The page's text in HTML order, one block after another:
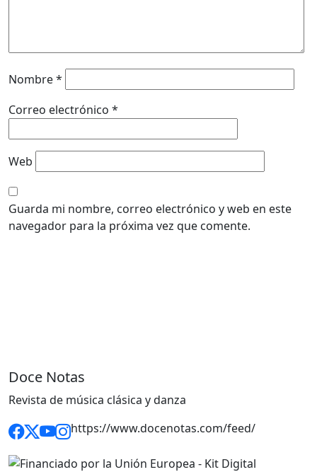
Nombre*
Correo electrónico *
Web
Guarda mi nombre, correo electrónico y web en este
navegador para la próxima vez que comente.
Doce Notas
Revista de música clásica y danza
https://www.docenotas.com/feed/